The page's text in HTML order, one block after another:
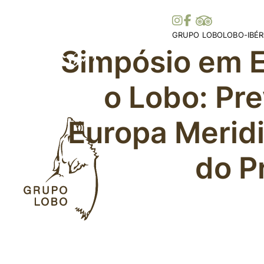
GRUPO LOBO
A Nossa Associação
Mecenato, Donativos e
Prémios e Distinções
Colaborações
Parceiros
LOBO-
Histórias
Simpósio em
o Lobo:
Europa
do